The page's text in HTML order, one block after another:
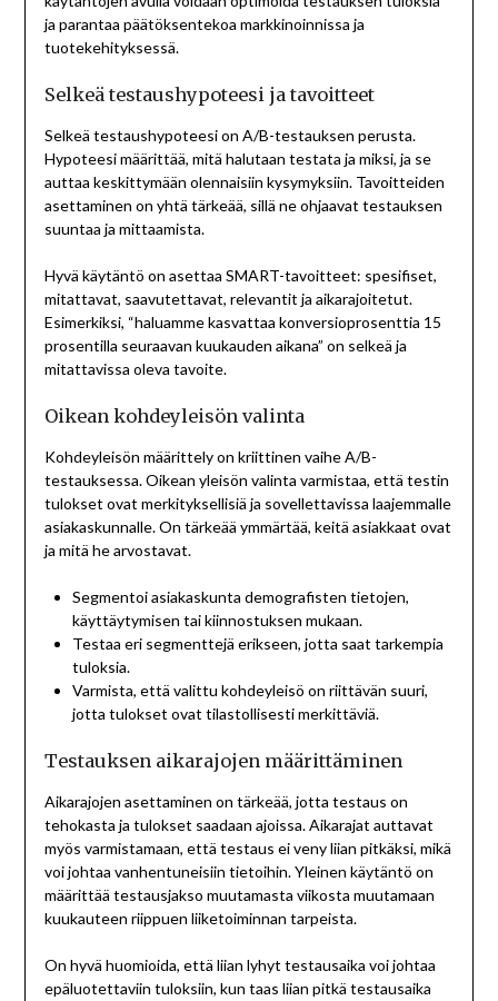
ja parantaa päätöksentekoa markkinoinnissa ja
tuotekehityksessä.
Selkeä testaushypoteesi ja tavoitteet
Selkeä testaushypoteesi on A/B-testauksen perusta.
Hypoteesi määrittää, mitä halutaan testata ja miksi, ja se
auttaa keskittymään olennaisiin kysymyksiin. Tavoitteiden
asettaminen on yhtä tärkeää, sillä ne ohjaavat testauksen
suuntaa ja mittaamista.
Hyvä käytäntö on asettaa SMART-tavoitteet: spesifiset,
mitattavat, saavutettavat, relevantit ja aikarajoitetut.
Esimerkiksi, “haluamme kasvattaa konversioprosenttia 15
prosentilla seuraavan kuukauden aikana” on selkeä ja
mitattavissa oleva tavoite.
Oikean kohdeyleisön valinta
Kohdeyleisön määrittely on kriittinen vaihe A/B-
testauksessa. Oikean yleisön valinta varmistaa, että testin
tulokset ovat merkityksellisiä ja sovellettavissa laajemmalle
asiakaskunnalle. On tärkeää ymmärtää, keitä asiakkaat ovat
ja mitä he arvostavat.
Segmentoi asiakaskunta demografisten tietojen,
käyttäytymisen tai kiinnostuksen mukaan.
Testaa eri segmenttejä erikseen, jotta saat tarkempia
tuloksia.
Varmista, että valittu kohdeyleisö on riittävän suuri,
jotta tulokset ovat tilastollisesti merkittäviä.
Testauksen aikarajojen määrittäminen
Aikarajojen asettaminen on tärkeää, jotta testaus on
tehokasta ja tulokset saadaan ajoissa. Aikarajat auttavat
myös varmistamaan, että testaus ei veny liian pitkäksi, mikä
voi johtaa vanhentuneisiin tietoihin. Yleinen käytäntö on
määrittää testausjakso muutamasta viikosta muutamaan
kuukauteen riippuen liiketoiminnan tarpeista.
On hyvä huomioida, että liian lyhyt testausaika voi johtaa
epäluotettaviin tuloksiin, kun taas liian pitkä testausaika